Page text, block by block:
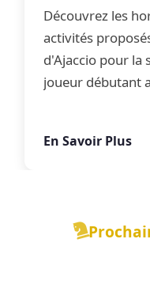
Découvrez les
activités
d'Ajaccio pour la
joueur débutant
le club propose
de jeu libre dans
En Savoir Plus